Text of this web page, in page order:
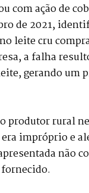
com ação de
de 2021,
leite cru
a falha
gerando um
produtor rural
impróprio e
não